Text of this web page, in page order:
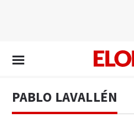
PABLO LAVALLÉN